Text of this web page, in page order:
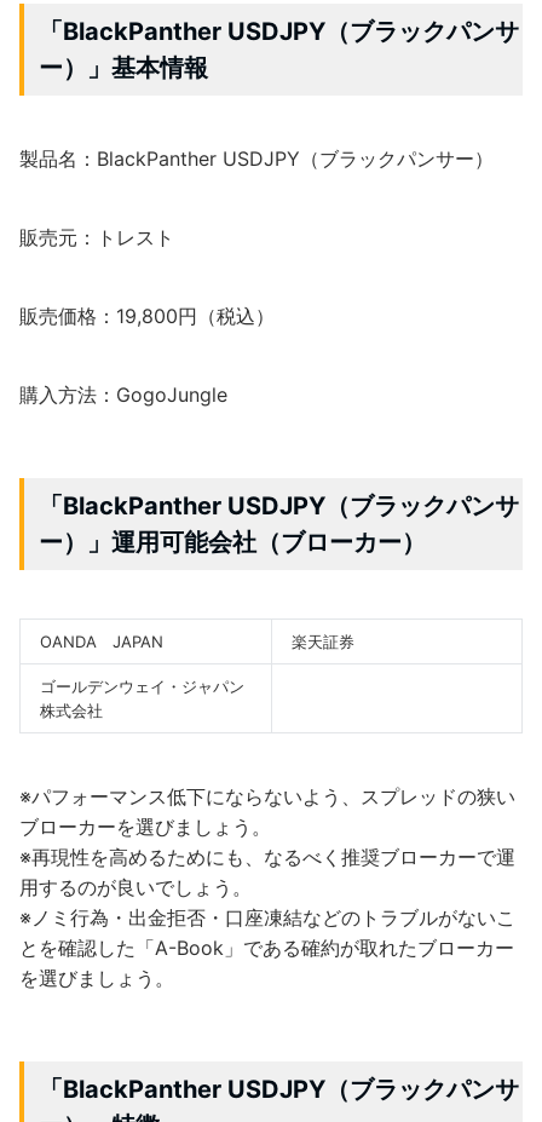
「BlackPanther USDJPY（ブラックパンサ
ー）」基本情報
製品名：BlackPanther USDJPY（ブラックパンサー）
販売元：トレスト
販売価格：19,800円（税込）
購入方法：GogoJungle
「BlackPanther USDJPY（ブラックパンサ
ー）」運用可能会社（ブローカー）
OANDA JAPAN 楽天証券
ゴールデンウェイ・ジャパン
株式会社
※パフォーマンス低下にならないよう、スプレッドの狭い
ブローカーを選びましょう。
※再現性を高めるためにも、なるべく推奨ブローカーで運
用するのが良いでしょう。
※ノミ行為・出金拒否・口座凍結などのトラブルがないこ
とを確認した「A-Book」である確約が取れたブローカー
を選びましょう。
「BlackPanther USDJPY（ブラックパンサ